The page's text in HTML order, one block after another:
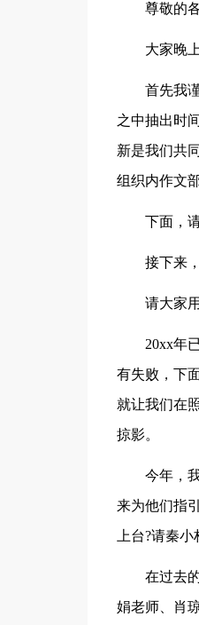
尊敬的
大家晚
首先我
之中抽出时
新是我们共
组织内作文
下面，
接下来
请大家
20xx年
有失败，下
就让我们在
掠影。
今年，
来为他们指
上台?请秦
在过去
娟老师、肖